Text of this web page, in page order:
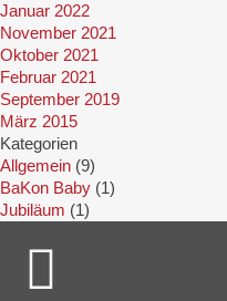
Januar 2022
November 2021
Oktober 2021
Februar 2021
September 2019
März 2015
Kategorien
Allgemein (9)
BaKon Baby (1)
Jubiläum (1)